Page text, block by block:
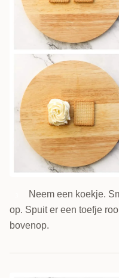
Neem een koekje.
op. Spuit er een toefje
bovenop.